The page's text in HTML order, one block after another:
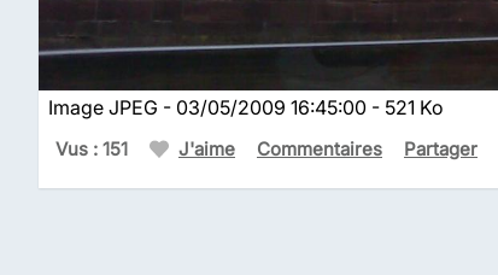
Image JPEG - 03/05/2009 16:45:00 - 521 Ko
Vus : 151 J'aime Commentaires Partager